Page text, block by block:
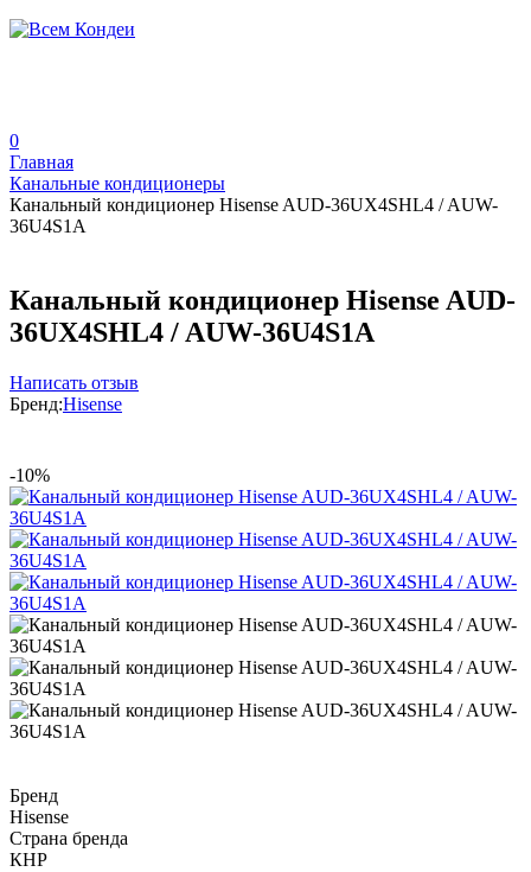
0
Главная
Канальные кондиционеры
Канальный кондиционер Hisense AUD-36UX4SHL4 / AUW-
36U4S1A
Канальный кондиционер Hisense AUD-
36UX4SHL4 / AUW-36U4S1A
Написать отзыв
Бренд:Hisense
-10%
Бренд
Hisense
Страна бренда
КНР